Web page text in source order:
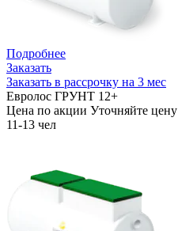
Подробнее
Заказать
Заказать в рассрочку на 3 мес
Евролос ГРУНТ 12+
Цена по акции Уточняйте цену
11-13 чел